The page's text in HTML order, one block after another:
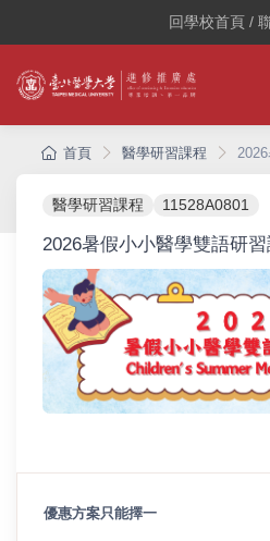
回學校首頁 /
首頁 醫學研習課程
醫學研習課程 11528A0801
2026暑假小小醫學雙語研
優惠方案只能擇一